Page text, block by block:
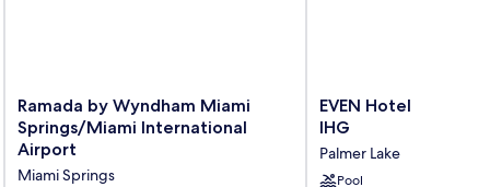
Ramada
by
Wyndham
Miami
Springs/Miami
Ramada by Wyndham Miami
Springs/Miami International
Airport
Miami Springs
EVEN
Hotel
-
Airport
EVEN Hotel Miami -
IHG
Palmer Lake
Pool